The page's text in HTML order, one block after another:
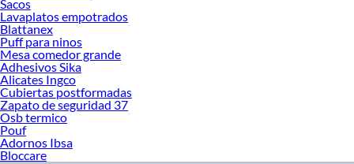
Sacos
Lavaplatos empotrados
Blattanex
Puff para ninos
Mesa comedor grande
Adhesivos Sika
Alicates Ingco
Cubiertas postformadas
Zapato de seguridad 37
Osb termico
Pouf
Adornos Ibsa
Bloccare